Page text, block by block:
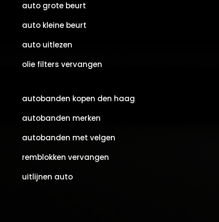
auto grote beurt
auto kleine beurt
auto uitlezen
olie filters vervangen
autobanden kopen den haag
autobanden merken
autobanden met velgen
remblokken vervangen
uitlijnen auto